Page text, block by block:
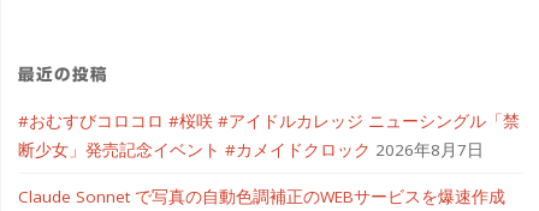
最近の投稿
#おむすびコロコロ #桜咲 #アイドルカレッジ ニューシングル「禁
断少女」発売記念イベント #カメイドクロック 2026年8月7日
Claude Sonnet で写真の自動色調補正のWEBサービスを爆速作成